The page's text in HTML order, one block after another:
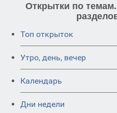
Открытки по
Топ открыток
Утро, день, вечер
Календарь
Дни недели